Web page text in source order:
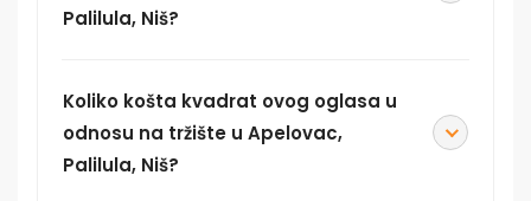
Palilula, Niš?
Koliko košta kvadrat ovog oglasa u
odnosu na tržište u Apelovac,
Palilula, Niš?